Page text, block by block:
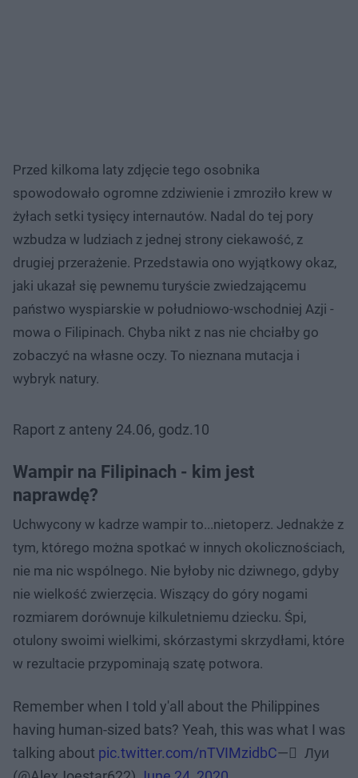
Przed kilkoma laty zdjęcie tego osobnika
spowodowało ogromne zdziwienie i zmroziło krew w
żyłach setki tysięcy internautów. Nadal do tej pory
wzbudza w ludziach z jednej strony ciekawość, z
drugiej przerażenie. Przedstawia ono wyjątkowy okaz,
jaki ukazał się pewnemu turyście zwiedzającemu
państwo wyspiarskie w południowo-wschodniej Azji -
mowa o Filipinach. Chyba nikt z nas nie chciałby go
zobaczyć na własne oczy. To nieznana mutacja i
wybryk natury.
Raport z anteny 24.06, godz.10
Wampir na Filipinach - kim jest
naprawdę?
Uchwycony w kadrze wampir to...nietoperz. Jednakże z
tym, którego można spotkać w innych okolicznościach,
nie ma nic wspólnego. Nie byłoby nic dziwnego, gdyby
nie wielkość zwierzęcia. Wiszący do góry nogami
rozmiarem dorównuje kilkuletniemu dziecku. Śpi,
otulony swoimi wielkimi, skórzastymi skrzydłami, które
w rezultacie przypominają szatę potwora.
Remember when I told y'all about the Philippines
having human-sized bats? Yeah, this was what I was
talking about pic.twitter.com/nTVIMzidbC— ً Луи